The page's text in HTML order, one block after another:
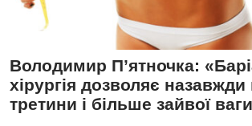
Володимир П’ятночка:
хірургія дозволяє назавжди
третини і більше зайвої